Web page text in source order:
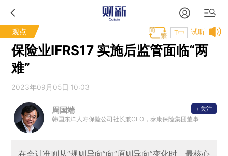
观点 试听
T中
保险业IFRS17 实施后监管面临“两
难”
2023年09月05日 10:03
周国端
韩国东洋人寿保险公司社长兼CEO，泰康保险集团董事
+关注